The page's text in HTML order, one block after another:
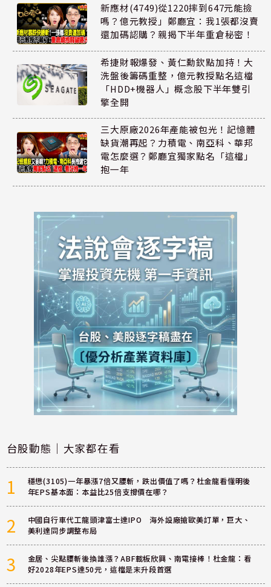
新應材(4749)從1220摔到647元能撿
嗎？億元教授」鄭廳宜：我1張都沒賣
還加碼認購？親揭下半年重倉秘密！
希捷財報爆發、黃仁勳欽點加持！大
洗盤後籌碼重整，億元教授點名這檔
「HDD+機器人」概念股下半年雙引
擎全開
三大原廠2026年產能被包光！記憶體
缺貨潮再起？力積電、南亞科、華邦
電怎麼選？鄭廳宜獨家點名「這檔」
抱一年
台股動態｜大家都在看
1
穩懋(3105)一年暴漲7倍又腰斬，跌出價值了嗎？杜金龍看懂明後
年EPS基本面：本益比25倍支撐價在哪？
2
中國自行車代工龍頭津富士達IPO 海外設廠搶歐美訂單，巨大、
美利達同步調整布局
3
金居、尖點腰斬後換誰漲？ABF載板欣興、南電接棒！杜金龍：看
好2028年EPS達50元，這檔是末升段首選